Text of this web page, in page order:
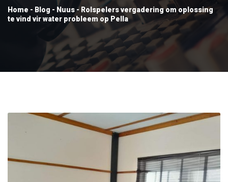
Home - Blog - Nuus- Rolspelers vergadering om oplossing
te vind vir water probleem op Pella